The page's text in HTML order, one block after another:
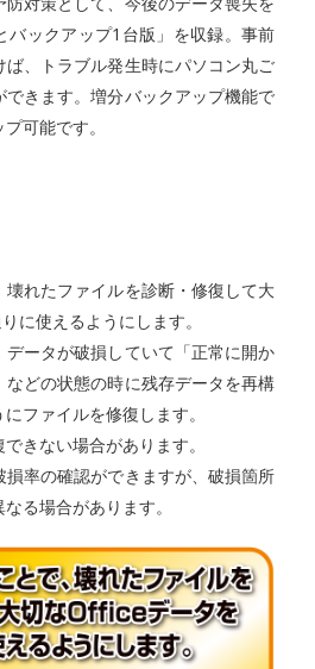
バックアップ1台版」を収録。事前
、トラブル発生時にパソコン丸ご
できます。増分バックアップ機能で
可能です。
れたファイルを診断・修復して大
に使えるようにします。
ータが破損していて「正常に開か
どの状態の時に残存データを再構
ファイルを修復します。
きない場合があります。
率の確認ができますが、破損箇所
る場合があります。